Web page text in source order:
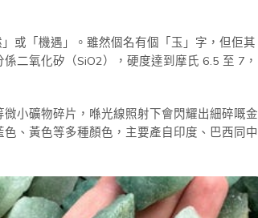
或「機遇」。雖然個名有個「玉」字，但佢其
二氧化矽（SiO2），硬度達到摩氏 6.5 至 7，
小礦物碎片，喺光線照射下會閃耀出細碎嘅金
、黃色等多種顏色，主要產自印度、巴西同中